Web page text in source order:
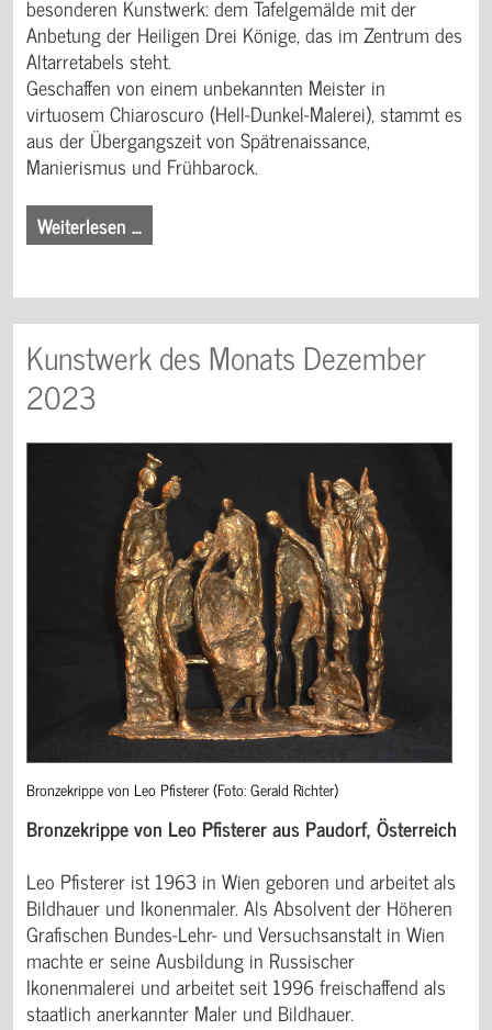
besonderen Kunstwerk: dem Tafelgemälde mit der
Anbetung der Heiligen Drei Könige, das im Zentrum des
Altarretabels steht.
Geschaffen von einem unbekannten Meister in
virtuosem Chiaroscuro (Hell-Dunkel-Malerei), stammt es
aus der Übergangszeit von Spätrenaissance,
Manierismus und Frühbarock.
Weiterlesen …
Kunstwerk des Monats Dezember
2023
Bronzekrippe von Leo Pfisterer (Foto: Gerald Richter)
Bronzekrippe von Leo Pfisterer aus Paudorf, Österreich
Leo Pfisterer ist 1963 in Wien geboren und arbeitet als
Bildhauer und Ikonenmaler. Als Absolvent der Höheren
Grafischen Bundes-Lehr- und Versuchsanstalt in Wien
machte er seine Ausbildung in Russischer
Ikonenmalerei und arbeitet seit 1996 freischaffend als
staatlich anerkannter Maler und Bildhauer.